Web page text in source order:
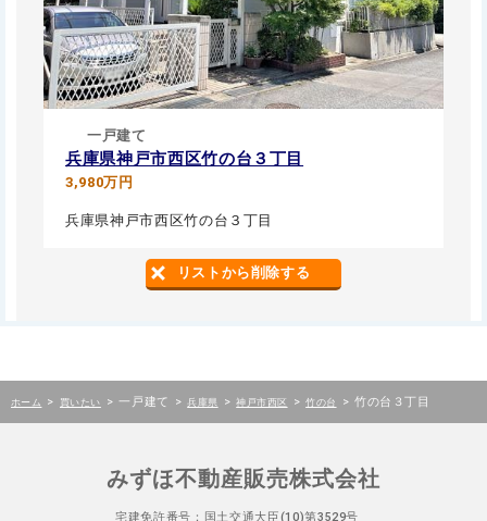
一戸建て
兵庫県神戸市西区竹の台３丁目
3,980万円
兵庫県神戸市西区竹の台３丁目
リストから削除する
ホーム > 買いたい > 一戸建て > 兵庫県 > 神戸市西区 > 竹の台 > 竹の台３丁目
みずほ不動産販売株式会社
宅建免許番号：国土交通大臣(10)第3529号